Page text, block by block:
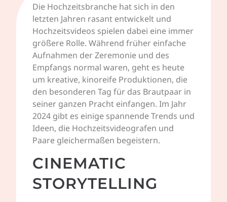
Die Hochzeitsbranche hat sich in den
letzten Jahren rasant entwickelt und
Hochzeitsvideos spielen dabei eine immer
größere Rolle. Während früher einfache
Aufnahmen der Zeremonie und des
Empfangs normal waren, geht es heute
um kreative, kinoreife Produktionen, die
den besonderen Tag für das Brautpaar in
seiner ganzen Pracht einfangen. Im Jahr
2024 gibt es einige spannende Trends und
Ideen, die Hochzeitsvideografen und
Paare gleichermaßen begeistern.
CINEMATIC
STORYTELLING